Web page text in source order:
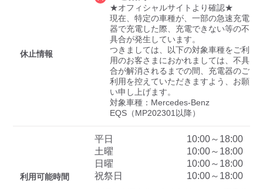
三菱ディーラーを表示
日産ディーラーを表示
トヨタディーラーを表
示
中速-20kW-以上 急速-44kW-以上
休止情報
★オフィシャルサイトより確認★
現在、特定の車種が、一部の急速充電
器で充電した際、充電できない等の不
具合が発生しています。
つきましては、以下の対象車種をご利
用のお客さまにおかれましては、不具
合が解消されるまでの間、充電器のご
利用を控えていただきますよう、お願
い申し上げます。
対象車種：Mercedes-Benz
EQS（MP202301以降）
利用可能時間
平日
10:00～18:00
土曜
10:00～18:00
日曜
10:00～18:00
祝祭日
10:00～18:00